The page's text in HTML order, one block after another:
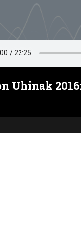
Uhinak